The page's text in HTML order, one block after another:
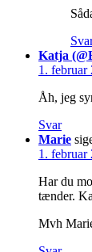
Katja
1. februar
Åh, jeg
Svar
Marie
1. februar
Har du
tænder.
Mvh